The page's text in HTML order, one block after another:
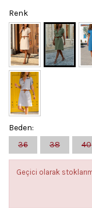
Renk
Beden:
36
38 40
Geçici olarak